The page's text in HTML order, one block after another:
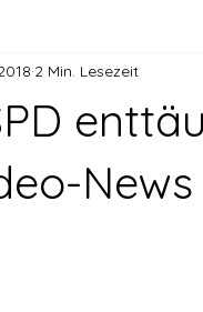
Cannabis Social
News
2 Min. Lesezeit